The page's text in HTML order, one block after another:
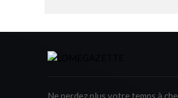
Ne perdez plus votre temps à